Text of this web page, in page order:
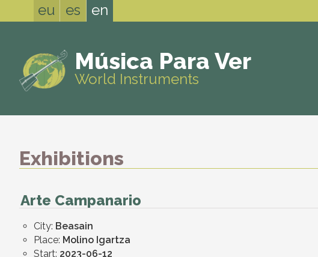
eu es en
Música Para Ver
World Instruments
Exhibitions
Arte Campanario
City: Beasain
Place: Molino Igartza
Start: 2023-06-12